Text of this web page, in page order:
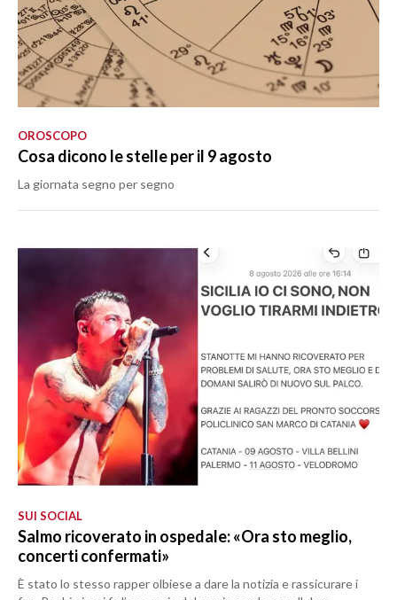
OROSCOPO
Cosa dicono le stelle per il 9 agosto
La giornata segno per segno
SUI SOCIAL
Salmo ricoverato in ospedale: «Ora sto meglio,
concerti confermati»
È stato lo stesso rapper olbiese a dare la notizia e rassicurare i